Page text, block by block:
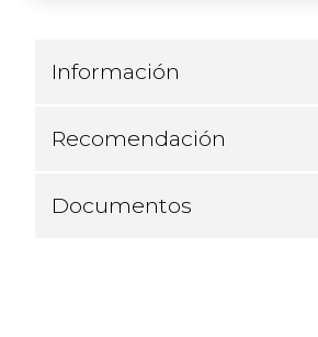
Información
Recomendación
Documentos